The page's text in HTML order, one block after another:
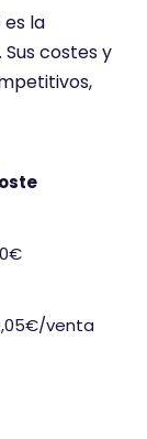
es la
costes y
0€
venta